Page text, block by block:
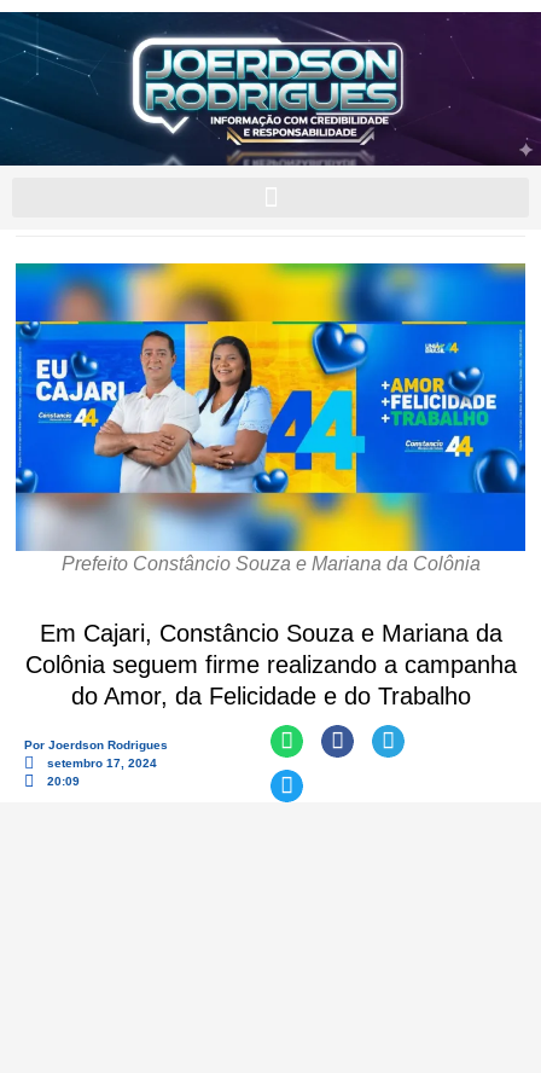
Prefeito Constâncio Souza e Mariana da Colônia
Em Cajari, Constâncio Souza e Mariana da
Colônia seguem firme realizando a campanha
do Amor, da Felicidade e do Trabalho
Por Joerdson Rodrigues
setembro 17, 2024
20:09